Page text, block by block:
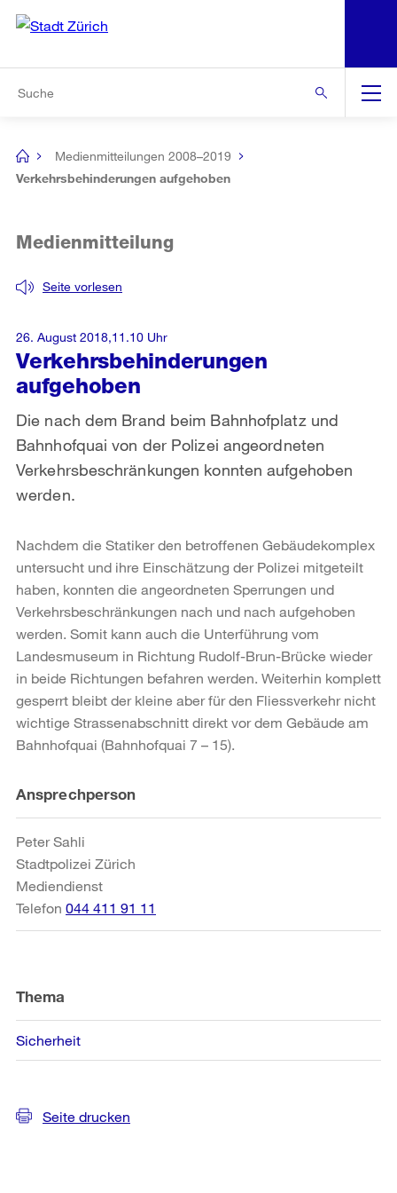
Navigation
[no
title]
Medienmitteilungen 2008–2019
Verkehrsbehinderungen aufgehoben
Verkehrsbehinderungen
aufgehoben
Seite vorlesen
Medienmitteilung
Die nach dem Brand beim Bahnhofplatz und
Bahnhofquai von der Polizei angeordneten
Verkehrsbeschränkungen konnten aufgehoben
werden.
26. August 2018,11.10 Uhr
Nachdem die Statiker den betroffenen Gebäudekomplex
untersucht und ihre Einschätzung der Polizei mitgeteilt
haben, konnten die angeordneten Sperrungen und
Verkehrsbeschränkungen nach und nach aufgehoben
werden. Somit kann auch die Unterführung vom
Landesmuseum in Richtung Rudolf-Brun-Brücke wieder
in beide Richtungen befahren werden. Weiterhin komplett
gesperrt bleibt der kleine aber für den Fliessverkehr nicht
wichtige Strassenabschnitt direkt vor dem Gebäude am
Bahnhofquai (Bahnhofquai 7 – 15).
Weitere
Informationen
Ansprechperson
Peter Sahli
Stadtpolizei Zürich
Mediendienst
Telefon 044 411 91 11
Thema
Sicherheit
Seite drucken